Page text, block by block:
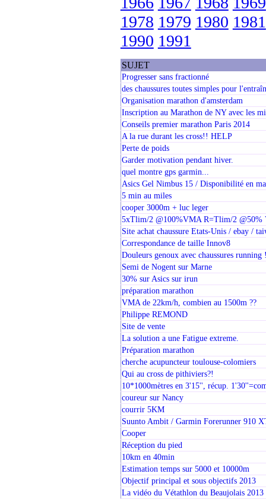
1978 1979 1980 1981
1990 1991
SUJET
Progresser sans fractionné
des chaussures toutes simples pour
Organisation marathon d'amsterdam
Inscription au Marathon de NY avec les
Conseils premier marathon Paris 2014
A la rue durant les cross!! HELP
Perte de poids
Garder motivation pendant hiver.
quel montre gps garmin...
Asics Gel Nimbus 15 / Disponibilité en
5 min au miles
cooper 3000m + luc leger
5xTlim/2 @100%VMA R=Tlim/2 @50%
Site achat chaussure Etats-Unis / ebay /
Correspondance de taille Innov8
Douleurs genoux avec chaussures
Semi de Nogent sur Marne
30% sur Asics sur irun
préparation marathon
VMA de 22km/h, combien au 1500m ??
Philippe REMOND
Site de vente
La solution a une Fatigue extreme.
Préparation marathon
cherche acupuncteur toulouse-colomiers
Qui au cross de pithiviers?!
10*1000mètres en 3'15'', récup.
coureur sur Nancy
courrir 5KM
Suunto Ambit / Garmin Forerunner 910
Cooper
Réception du pied
10km en 40min
Estimation temps sur 5000 et 10000m
Objectif principal et sous objectifs 2013
La vidéo du Vétathlon du Beaujolais 2013